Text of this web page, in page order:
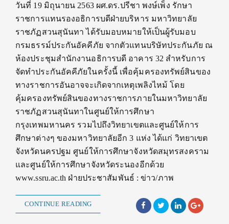
วันที่ 19 มิถุนายน 2563 ผศ.ดร.ปรีชา พงษ์เพ็ง รักษา
ราชการแทนรองอธิการบดีฝ่ายบริหาร มหาวิทยาลัย
ราชภัฏสวนสุนันทา ได้รับมอบหมายให้เป็นผู้รับมอบ
กรมธรรม์ประกันอัคคีภัย จากตัวแทนบริษัทประกันภัย ณ
ห้องประชุมสำนักงานอธิการบดี อาคาร 32 สำหรับการ
จัดทำประกันอัคคีภัยในครั้งนี้ เพื่อคุ้มครองทรัพย์สินของ
ทางราชการอันอาจจะเกิดจากเหตุเพลิงไหม้ โดย
คุ้มครองทรัพย์สินของทางราชการภายในมหาวิทยาลัย
ราชภัฏสวนสุนันทาในศูนย์ให้การศึกษา
กรุงเทพมหานคร รวมไปถึงวิทยาเขตและศูนย์ให้การ
ศึกษาต่างๆ ของมหาวิทยาลัยอีก 3 แห่ง ได้แก่ วิทยาเขต
จังหวัดนครปฐม ศูนย์ให้การศึกษาจังหวัดสมุทรสงคราม
และศูนย์ให้การศึกษาจังหวัดระนองอีกด้วย
www.ssru.ac.th ฝ่ายประชาสัมพันธ์ : ข่าว/ภาพ
CONTINUE READING